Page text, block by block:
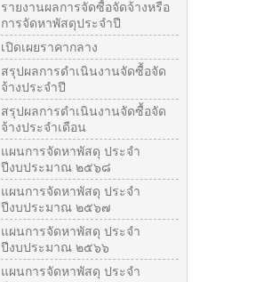
รายงานผลการจัดซื้อจัดจ้างหรือ
การจัดหาพัสดุประจําปี
เปิดเผยราคากลาง
สรุปผลการดำเนินงานจัดซื้อจัด
จ้างประจำปี
สรุปผลการดำเนินงานจัดซื้อจัด
จ้างประจำเดือน
แผนการจัดหาพัสดุ ประจำ
ปีงบประมาณ ๒๕๖๘
แผนการจัดหาพัสดุ ประจำ
ปีงบประมาณ ๒๕๖๗
แผนการจัดหาพัสดุ ประจำ
ปีงบประมาณ ๒๕๖๖
แผนการจัดหาพัสดุ ประจำ